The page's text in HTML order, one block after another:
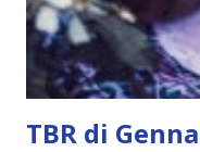
streghe di Salem e se
mondi paralleli e
alle st...
TBR di